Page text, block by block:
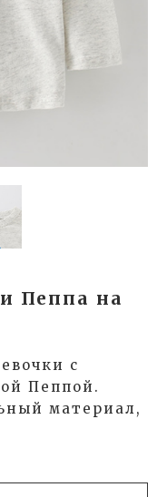
Пеппа на
с
Пеппой.
материал,